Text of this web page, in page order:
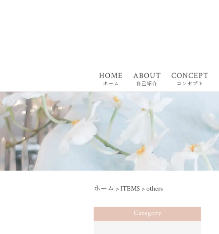
HOME
ホーム
ABOUT
自己紹介
CONCEPT
コンセプト
ホーム >ITEMS >others
Category